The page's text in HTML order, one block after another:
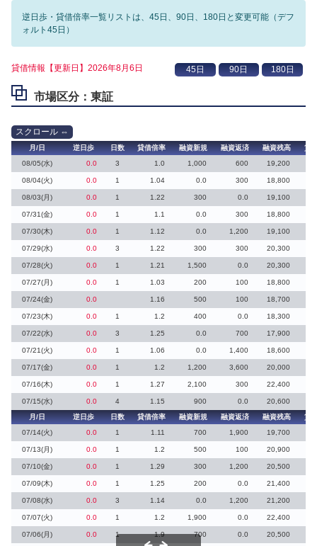
逆日歩・貸借倍率一覧リストは、45日、90日、180日と変更可能（デフ
ォルト45日）
貸借情報【更新日】2026年8月6日
市場区分：東証
月/日 逆日歩 日数 貸借倍率 融資新規 融資返済 融資残高
貸
08/05(水)
0.0 3 1.0 1,000 600 19,200
08/04(火) 0.0 1 1.04 0.0 300 18,800
08/03(月) 0.0 1 1.22 300 0.0 19,100
07/31(金) 0.0 1 1.1 0.0 300 18,800
07/30(木) 0.0 1 1.12 0.0 1,200 19,100
07/29(水) 0.0 3 1.22 300 300 20,300
07/28(火) 0.0 1 1.21 1,500 0.0 20,300
07/27(月) 0.0 1 1.03 200 100 18,800
07/24(金) 0.0 1.16 500 100 18,700
07/23(木) 0.0 1 1.2 400 0.0 18,300
07/22(水) 0.0 3 1.25 0.0 700 17,900
07/21(火) 0.0 1 1.06 0.0 1,400 18,600
07/17(金) 0.0 1 1.2 1,200 3,600 20,000
07/16(木) 0.0 1 1.27 2,100 300 22,400
07/15(水) 0.0 4 1.15 900 0.0
20,600
月/日
逆日歩 日数 貸借倍率 融資新規 融資返済 融資残高
貸
07/14(火)
0.0 1 1.11 700 1,900 19,700
07/13(月) 0.0 1 1.2 500 100 20,900
07/10(金) 0.0 1 1.29 300 1,200 20,500
07/09(木) 0.0 1 1.25 200 0.0 21,400
07/08(水) 0.0 3 1.14 0.0 1,200 21,200
07/07(火) 0.0 1 1.2 1,900 0.0 22,400
07/06(月) 0.0 1 1.9 700 0.0 20,500